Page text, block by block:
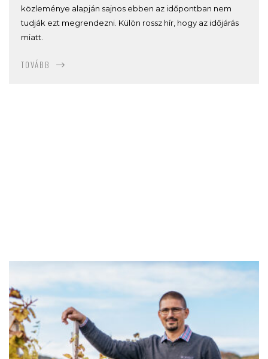
közleménye alapján sajnos ebben az időpontban nem
tudják ezt megrendezni. Külön rossz hír, hogy az időjárás
miatt.
TOVÁBB